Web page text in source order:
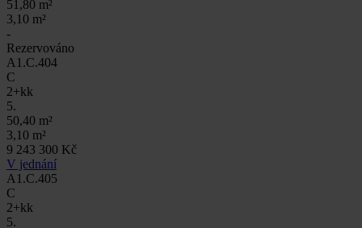
51,80 m²
3,10 m²
-
Rezervováno
A1.C.404
C
2+kk
5.
50,40 m²
3,10 m²
9 243 300 Kč
V jednání
A1.C.405
C
2+kk
5.